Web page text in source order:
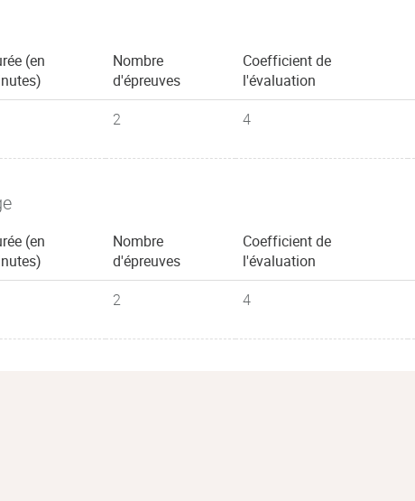
(en
Nombre
d'épreuves
Coefficient de
l'évaluation
2 4
(en
Nombre
d'épreuves
Coefficient de
l'évaluation
2 4